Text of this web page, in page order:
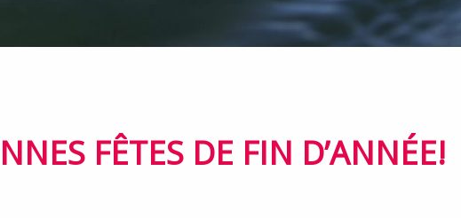
FÊTES DE FIN D’ANNÉE!